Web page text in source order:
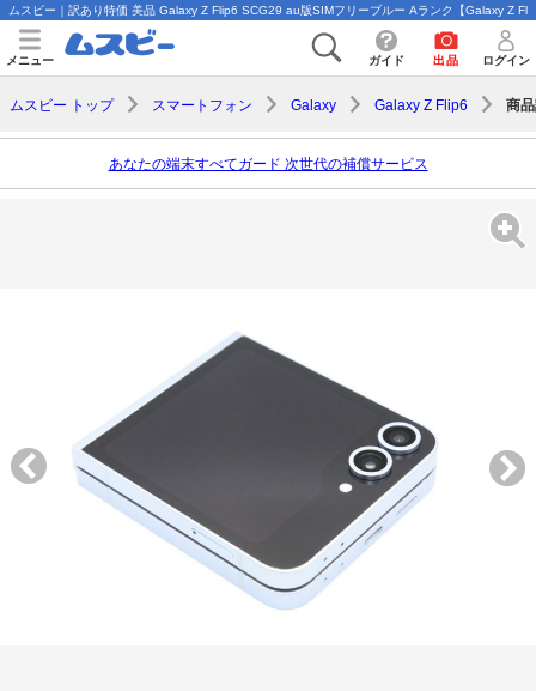
ムスビー｜訳あり特価 美品 Galaxy Z Flip6 SCG29 au版SIMフリーブルー Aランク【Galaxy Z
メニュー ガイド 出品 ログイン
ムスビー トップ スマートフォン Galaxy Galaxy Z Flip6 商
あなたの端末すべてガード 次世代の補償サービス